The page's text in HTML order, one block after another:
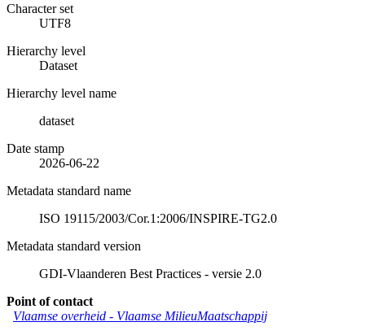
Character set
UTF8
Hierarchy level
Dataset
Hierarchy level name
dataset
Date stamp
2026-06-22
Metadata standard name
ISO 19115/2003/Cor.1:2006/INSPIRE-TG2.0
Metadata standard version
GDI-Vlaanderen Best Practices - versie 2.0
Point of contact
Vlaamse overheid - Vlaamse MilieuMaatschappij